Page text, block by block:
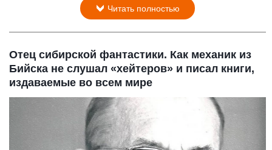
Читать полностью
Отец сибирской фантастики. Как механик из
Бийска не слушал «хейтеров» и писал книги,
издаваемые во всем мире